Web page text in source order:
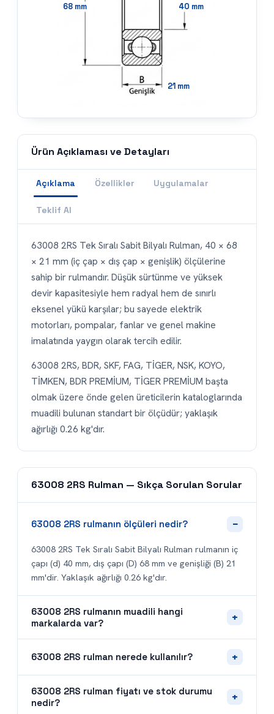
68 mm 40 mm
21mm
Ürün Açıklaması ve Detayları
Açıklama Özellikler Uygulamalar
Teklif Al
63008 2RS Tek Sıralı Sabit Bilyalı Rulman, 40 × 68
× 21 mm (iç çap × dış çap × genişlik) ölçülerine
sahip bir rulmandır. Düşük sürtünme ve yüksek
devir kapasitesiyle hem radyal hem de sınırlı
eksenel yükü karşılar; bu sayede elektrik
motorları, pompalar, fanlar ve genel makine
imalatında yaygın olarak tercih edilir.
63008 2RS, BDR, SKF, FAG, TİGER, NSK, KOYO,
TİMKEN, BDR PREMİUM, TİGER PREMİUM başta
olmak üzere önde gelen üreticilerin kataloglarında
muadili bulunan standart bir ölçüdür; yaklaşık
ağırlığı 0.26 kg'dır.
63008 2RS Rulman — Sıkça Sorulan Sorular
63008 2RS rulmanın ölçüleri nedir? −
63008 2RS Tek Sıralı Sabit Bilyalı Rulman rulmanın iç
çapı (d) 40 mm, dış çapı (D) 68 mm ve genişliği (B) 21
mm'dir. Yaklaşık ağırlığı 0.26 kg'dır.
63008 2RS rulmanın muadili hangi
markalarda var?
+
63008 2RS rulman nerede kullanılır? +
63008 2RS rulman fiyatı ve stok durumu
nedir?
+